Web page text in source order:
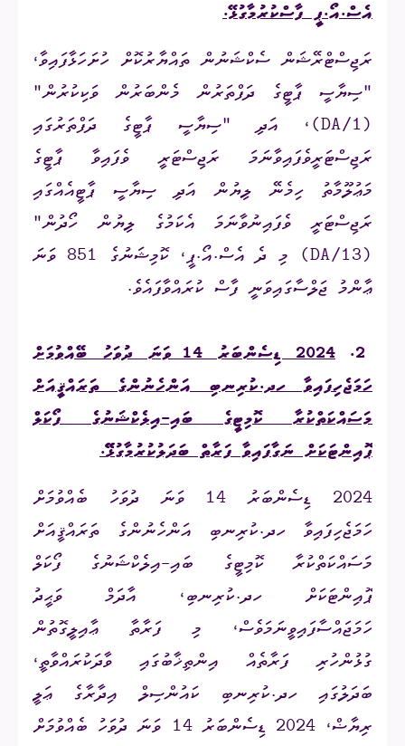
އެސް.އޯ.ޕީ ފާސްކުރުމާގުޅޭ.
ރަޖިސްޓްރޭޝަން ސެކްޝަނުން ތައްޔާރުކޮށް ހުށަހަޅާފައިވާ،
"ސިޔާސީ ޕާޓީގެ ދަފްތަރުން މެންބަރުން ވަކިކުރުން"
(
DA/1)، އަދި "ސިޔާސީ ޕާޓީގެ ދަފްތަރުގައި
ރަޖިސްޓަރީވެފައިވާނަމަ ރަޖިސްޓަރީ ވެފައިވާ ޕާޓީގެ
މަޢުލޫމާތު ހިމެނޭ ލިޔުން އަދި ސިޔާސީ ޕާޓީއެއްގައި
ރަޖިސްޓަރީ ވެފައިނުވާނަމަ އެކަމުގެ ލިޔުން ހޯދުން"
(
DA/13
) މި ދެ އެސް.އޯ.ޕީ، ކޮމިޝަނުގެ 851 ވަނަ
ޢާންމު ޖަލްސާގައިވަނީ ފާސް ކުރައްވާފައެވެ.
2.
2024 ޑިސެންބަރު 14 ވަނަ ދުވަހު ބޭއްވުމަށް
ހަމަޖެހިފައިވާ ހދ.ކުރިނބި އަންހެނުންގެ ތަރައްޤީއަށް
މަސައްކަތްކުރާ ކޮމިޓީގެ ބައި-އިލެކްޝަނުގެ ފޯކަލް
ޕޮއިންޓަކަށް ނަގާފައިވާ ފަރާތް ބަދަލުކުރުމާގުޅޭޭ.
2024 ޑިސެންބަރު 14 ވަނަ ދުވަހު ބެއްވުމަށް
ހަމަޖެހިފައިވާ ހދ.ކުރިނބި އަންހެނުންގެ ތަރައްޤީއަށް
މަސައްކަތްކުރާ ކޮމިޓީގެ ބައި-އިލެކްޝަނުގެ ފޯކަލް
ޕޮއިންޓަކަށް ހދ.ކުރިނބި، އާދަމް ވަޙީދު
ހަމަޖައްސާފައިވީނަމަވެސް، މި ފަރާތާ ޢާއިލީގޮތުން
ގުޅުންހުރި ފަރާތެއް އިންތިޚާބުގައި ވާދަކުރައްވާތީ،
ބަދަލުގައިހދ.ކުރިނބި ކައުންސިލް އިދާރާގެ ޢަލީ
ރިޔާޟް،
2024 ޑިސެންބަރު 14 ވަނަ ދުވަހު ބެއްވުމަށް